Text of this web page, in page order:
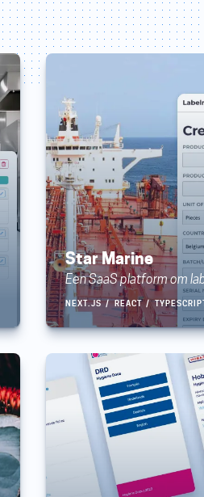
Star Marine
Een SaaS platform om
NEXT.JS REACT